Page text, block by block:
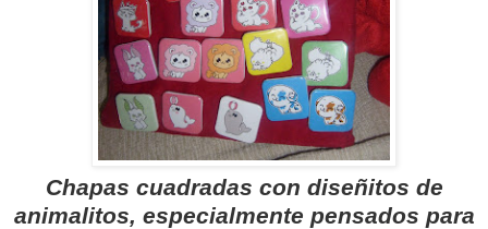
Chapas cuadradas con diseñitos de
animalitos, especialmente pensados para